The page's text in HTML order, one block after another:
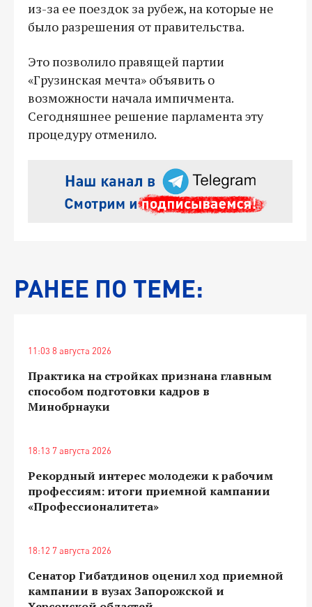
из-за ее поездок за рубеж, на которые не
было разрешения от правительства.
Это позволило правящей партии
«Грузинская мечта» объявить о
возможности начала импичмента.
Сегодняшнее решение парламента эту
процедуру отменило.
РАНЕЕ ПО ТЕМЕ:
11:03 8 августа 2026
Практика на стройках признана главным
способом подготовки кадров в
Минобрнауки
18:13 7 августа 2026
Рекордный интерес молодежи к рабочим
профессиям: итоги приемной кампании
«Профессионалитета»
18:12 7 августа 2026
Сенатор Гибатдинов оценил ход приемной
кампании в вузах Запорожской и